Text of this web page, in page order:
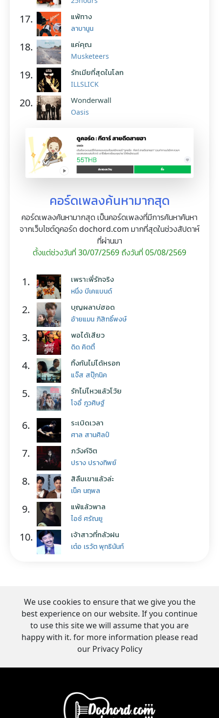
17. แพ้ทาง
ลาบานูน
18. แค่คุณ
Musketeers
19. รักเมียที่สุดในโลก
ILLSLICK
20. Wonderwall
Oasis
คอร์ดเพลงค้นหามากสุด
คอร์ดเพลงค้นหามากสุด เป็นคอร์ดเพลงที่มีการค้นหาค้นหา
จากเว็บไซต์ดูคอร์ด dochord.com มากที่สุดในช่วงสัปดาห์
ที่ผ่านมา
ตั้งแต่ช่วงวันที่ 30/07/2569 ถึงวันที่ 05/08/2569
1. เพราะพี่รักจริง
หนึ่ง บีเคแบนด์
2. บุญผลาบ่ฮอด
อ้ายแมน ภิสิทธิ์พงษ์
3. พอได้เสียว
ดิด คิตตี้
4. ทิ้งกันไม่ได้หรอก
แจ๊ส สปุ๊กนิค
5. รักไม่ไหวแล้วโว้ย
โจอี้ ภูวศิษฐ์
6. ระเบิดเวลา
ศาล สานศิลป์
7. ภวังค์จิต
ปราง ปรางทิพย์
8. สิลืมเขาแล้วล่ะ
เน็ค นฤพล
9. แพ้แล้วพาล
ไอซ์ ศรัณยู
10. เจ้าสาวที่กลัวฝน
เต๋อ เรวัต พุทธินันท์
We use cookies to ensure that we give you the
best experience on our website. If you continue
to use this site we will assume that you are
happy with it. for more information please read
our Privacy Policy